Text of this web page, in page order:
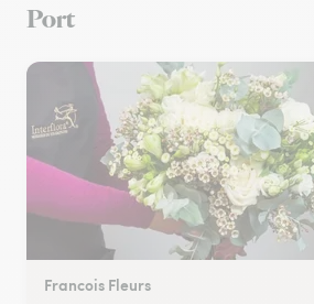
Port
Francois Fleurs